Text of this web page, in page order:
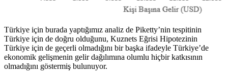
Türkiye için burada yaptığımız analiz de Piketty’nin tespitinin
Türkiye için de doğru olduğunu, Kuznets Eğrisi Hipotezinin
Türkiye için de geçerli olmadığını bir başka ifadeyle Türkiye’de
ekonomik gelişmenin gelir dağılımına olumlu hiçbir katkısının
olmadığını göstermiş bulunuyor.